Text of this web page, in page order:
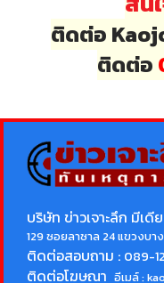
ติดต่อ
ติดต่อ
บริษัท ข่าวเจาะลึก มีเดี
129 ซอยลาซาล 24 แขวงบา
ติดต่อสอบถาม : 089-
ติดต่อโฆษณา อีเมล์ :